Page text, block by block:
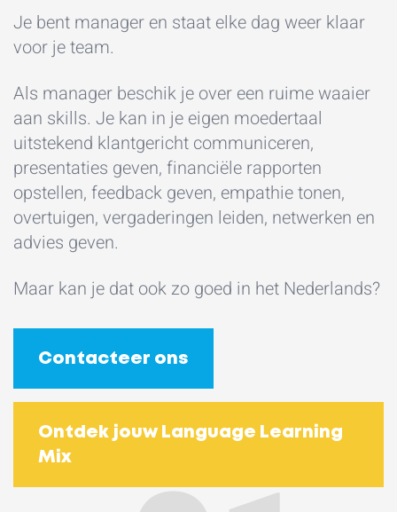
Je bent manager en staat elke dag weer klaar
voor je team.
Als manager beschik je over een ruime waaier
aan skills. Je kan in je eigen moedertaal
uitstekend klantgericht communiceren,
presentaties geven, financiële rapporten
opstellen, feedback geven, empathie tonen,
overtuigen, vergaderingen leiden, netwerken en
advies geven.
Maar kan je dat ook zo goed in het Nederlands?
Contacteer ons
Ontdek jouw Language Learning
Mix